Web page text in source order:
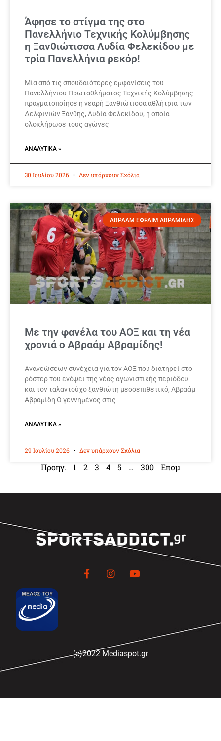
Άφησε το στίγμα της στο
Πανελλήνιο Τεχνικής Κολύμβησης
η Ξανθιώτισσα Λυδία Φελεκίδου με
τρία Πανελλήνια ρεκόρ!
Μία από τις σπουδαιότερες εμφανίσεις του
Πανελλήνιου Πρωταθλήματος Τεχνικής Κολύμβησης
πραγματοποίησε η νεαρή Ξανθιώτισσα αθλήτρια των
Δελφινιών Ξάνθης, Λυδία Φελεκίδου, η οποία
ολοκλήρωσε τους αγώνες
ΑΝΑΛΥΤΙΚΆ »
30 Ιουλίου 2026 Δεν υπάρχουν Σχόλια
ΑΒΡΑΑΜ ΕΦΡΑΙΜ ΑΒΡΑΜΙΔΗΣ
Με την φανέλα του ΑΟΞ και τη νέα
χρονιά ο Αβραάμ Αβραμίδης!
Ανανεώσεων συνέχεια για τον ΑΟΞ που διατηρεί στο
ρόστερ του ενόψει της νέας αγωνιστικής περιόδου
και τον ταλαντούχο ξανθιώτη μεσοεπιθετικό, Αβραάμ
Αβραμίδη Ο γεννημένος στις
ΑΝΑΛΥΤΙΚΆ »
29 Ιουλίου 2026 Δεν υπάρχουν Σχόλια
Προηγ. 1 2 3 4 5 … 300 Επομ
(c)2022 Mediaspot.gr